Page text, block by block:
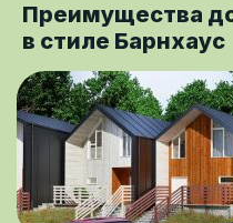
Преимущества
в стиле Барнхаус